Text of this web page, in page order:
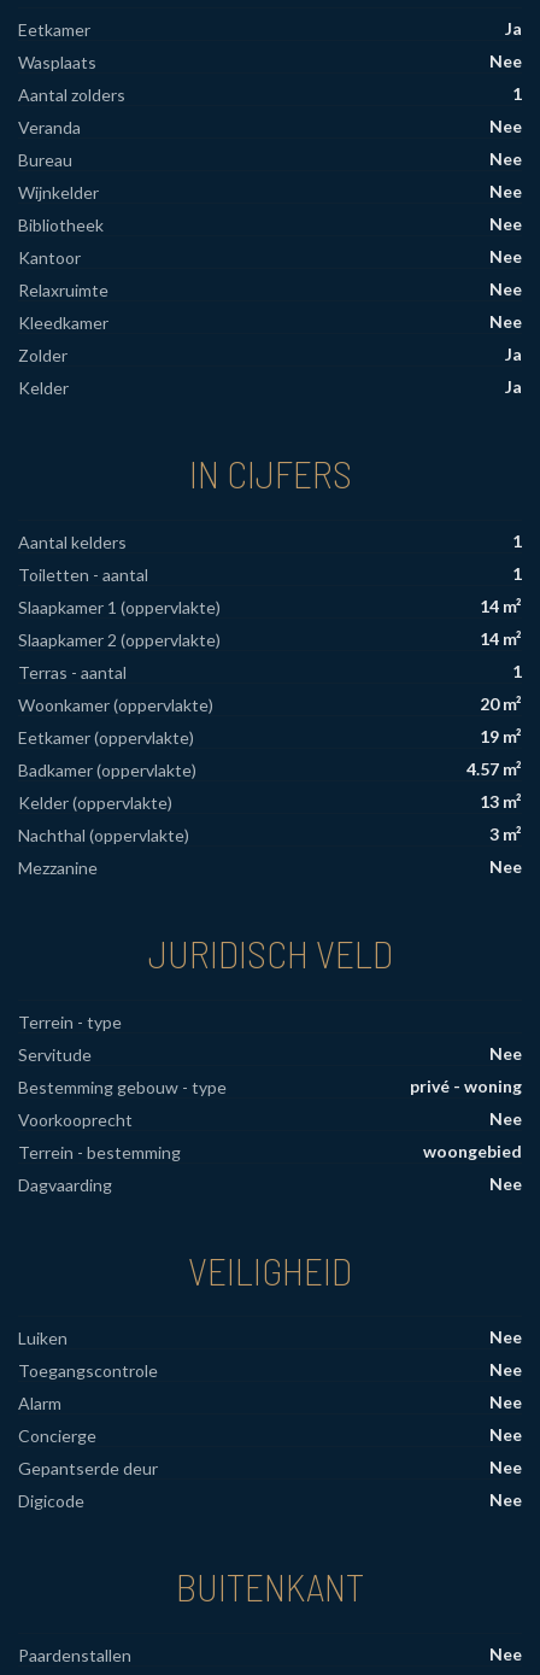
Eetkamer
Ja
Wasplaats
Nee
Aantal zolders
1
Veranda
Nee
Bureau
Nee
Wijnkelder
Nee
Bibliotheek
Nee
Kantoor
Nee
Relaxruimte
Nee
Kleedkamer
Nee
Zolder
Ja
Kelder
Ja
IN CIJFERS
Aantal kelders
1
Toiletten - aantal
1
Slaapkamer 1 (oppervlakte)
14 m²
Slaapkamer 2 (oppervlakte)
14 m²
Terras - aantal
1
Woonkamer (oppervlakte)
20 m²
Eetkamer (oppervlakte)
19 m²
Badkamer (oppervlakte)
4.57 m²
Kelder (oppervlakte)
13 m²
Nachthal (oppervlakte)
3 m²
Mezzanine
Nee
JURIDISCH VELD
Terrein - type
Servitude
Nee
Bestemming gebouw - type
privé - woning
Voorkooprecht
Nee
Terrein - bestemming
woongebied
Dagvaarding
Nee
VEILIGHEID
Luiken
Nee
Toegangscontrole
Nee
Alarm
Nee
Concierge
Nee
Gepantserde deur
Nee
Digicode
Nee
BUITENKANT
Paardenstallen Nee